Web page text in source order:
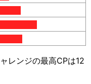
レンジの最高CPは12